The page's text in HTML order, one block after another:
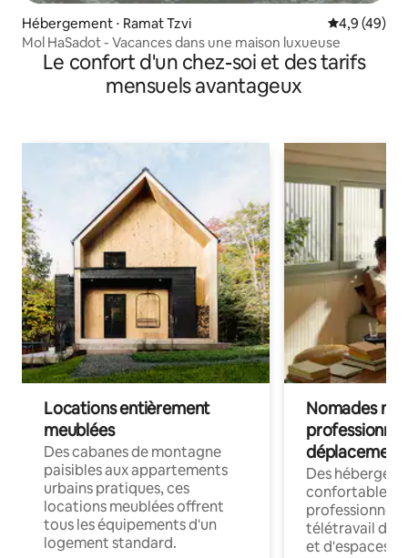
Hébergement ⋅ Ramat Tzvi Évaluation
4,9 (49)
Mol HaSadot - Vacances dans une maison luxueuse
Le confort d'un chez-soi et des tarifs
mensuels avantageux
Locations entièrement
meublées
Des cabanes de montagne
paisibles aux appartements
urbains pratiques, ces
locations meublées offrent
tous les équipements d'un
logement standard.
Nomades
déplacement
Des
confortables
professionnels
télétravail
et d'espaces